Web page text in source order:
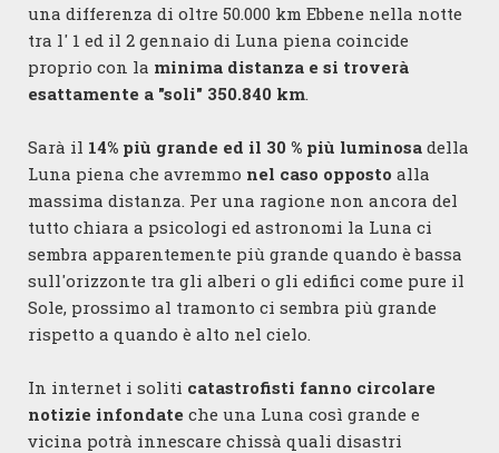
una differenza di oltre 50.000 km Ebbene nella notte
tra l' 1 ed il 2 gennaio di Luna piena coincide
proprio con la minima distanza e si troverà
esattamente a "soli" 350.840 km
Sarà il 14% più grande ed il 30 % più luminosa della
Luna piena che avremmo nel caso opposto alla
massima distanza. Per una ragione non ancora del
tutto chiara a psicologi ed astronomi la Luna ci
sembra apparentemente più grande quando è bassa
sull'orizzonte tra gli alberi o gli edifici come pure il
Sole, prossimo al tramonto ci sembra più grande
rispetto a quando è alto nel cielo.
In internet i soliti catastrofisti fanno circolare
notizie infondate che una Luna così grande e
vicina potrà innescare chissà quali disastri